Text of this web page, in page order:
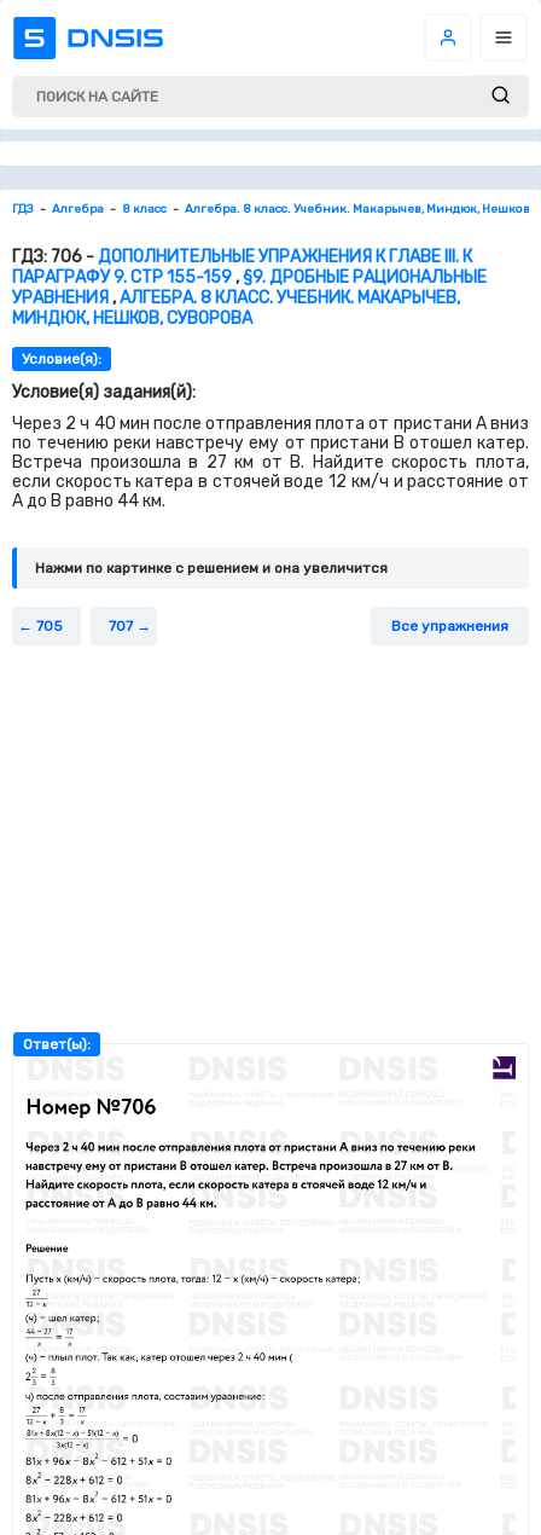
ГДЗ Алгебра 8 класс Алгебра. 8 класс. Учебник. Макарычев, Миндюк, Нешков,
ГДЗ: 706 -ДОПОЛНИТЕЛЬНЫЕ УПРАЖНЕНИЯ К ГЛАВЕ III. К
ПАРАГРАФУ 9. СТР 155-159,§9. ДРОБНЫЕ РАЦИОНАЛЬНЫЕ
УРАВНЕНИЯ,АЛГЕБРА. 8 КЛАСС. УЧЕБНИК. МАКАРЫЧЕВ,
МИНДЮК, НЕШКОВ, СУВОРОВА
Условие(я):
Условие(я) задания(й):
Через 2 ч 40 мин после отправления плота от пристани Aвниз
по течению реки навстречу ему от пристани B отошел катер.
Встреча произошла в 27 км от B. Найдите скорость плота,
если скорость катера в стоячей воде12 км/ч и расстояние от
Aдо B равно 44км.
Нажми по картинке c решением и она увеличится
705 707 Все упражнения
Ответ(ы):